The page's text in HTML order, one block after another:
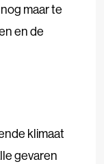
maar te
en de
klimaat
gevaren